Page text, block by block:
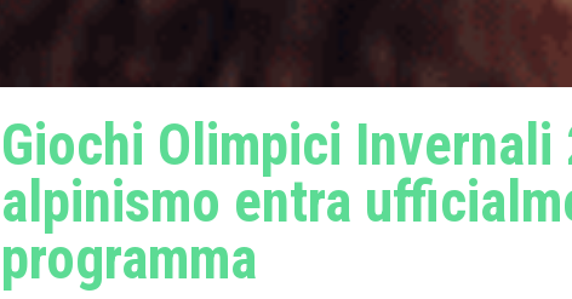
Giochi Olimpici
alpinismo entra
programma